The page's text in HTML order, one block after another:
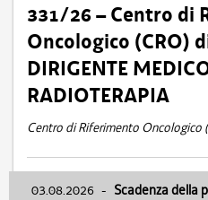
331/26 – Centro di
Oncologico (CRO)
DIRIGENTE
RADIOTERAPIA
Centro di Riferimento Oncologico
03.08.2026 - Scadenza della